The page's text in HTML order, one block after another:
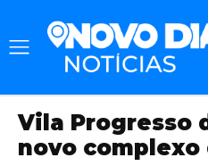
Vila Progresso
novo complexo